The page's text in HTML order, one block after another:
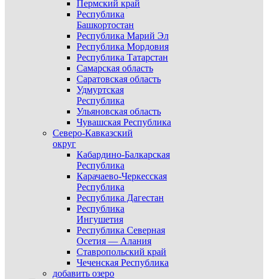
Пермский край
Республика
Башкортостан
Республика Марий Эл
Республика Мордовия
Республика Татарстан
Самарская область
Саратовская область
Удмуртская
Республика
Ульяновская область
Чувашская Республика
Северо-Кавказский
округ
Кабардино-Балкарская
Республика
Карачаево-Черкесская
Республика
Республика Дагестан
Республика
Ингушетия
Республика Северная
Осетия — Алания
Ставропольский край
Чеченская Республика
добавить озеро